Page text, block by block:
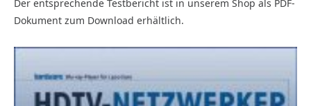
Der entsprechende Testbericht ist in unserem Shop als PDF-
Dokument zum Download erhältlich.